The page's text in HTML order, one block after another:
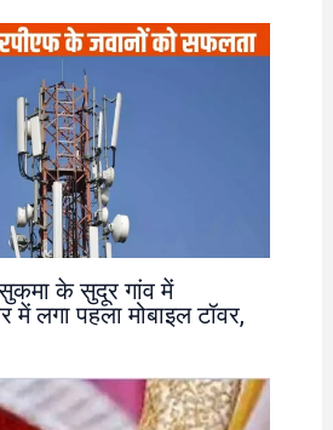
के सुदूर गांव में
में लगा पहला मोबाइल टॉवर,